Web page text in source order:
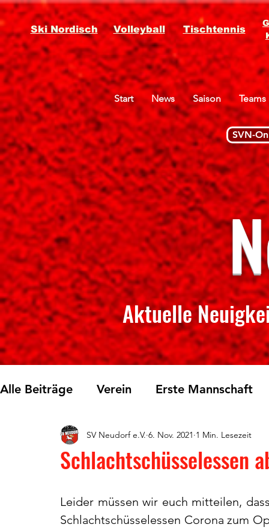
Ski Nordisch Volleyball Tischtennis
Start News Saison Teams
SVN-
Aktuelle
Alle Beiträge Verein Erste Mannschaft
Skilanglauf Fichtelberglauf
Schlachtschüsselessen
SV Neudorf e.V. 6. Nov. 2021 1 Min. Lesezeit
Leider müssen wir euch mitteilen,
Schlachtschüsselessen Corona zum